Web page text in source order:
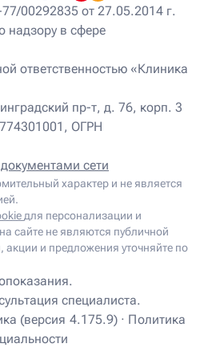
00292835 от 27.05.2014 г.
надзору в сфере
ответственностью «Клиника
пр-т, д. 76, корп. 3
ОГРН
сети
характер и не является
для персонализации и
сайте не являются публичной
и предложения уточняйте по
(версия 4.175.9) · Политика
специалиста.